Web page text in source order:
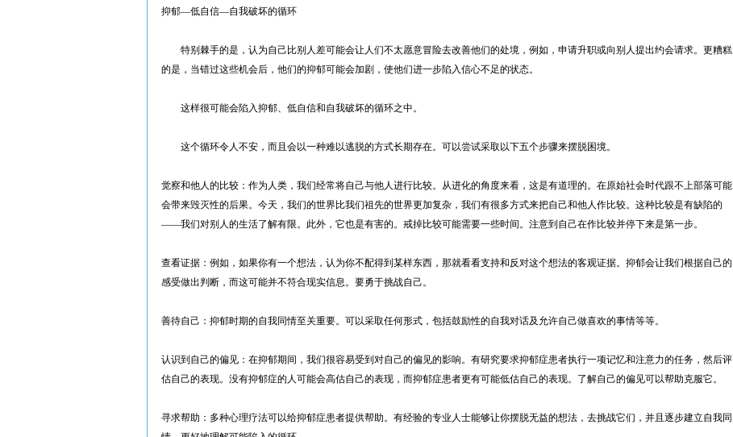
抑郁—低自信—自我破坏的循环
特别棘手的是，认为自己比别人差可能会让人们不太愿意冒险去改善他们的处境，例如，申请升职或向别人提出约会请求。更糟糕
的是，当错过这些机会后，他们的抑郁可能会加剧，使他们进一步陷入信心不足的状态。
这样很可能会陷入抑郁、低自信和自我破坏的循环之中。
这个循环令人不安，而且会以一种难以逃脱的方式长期存在。可以尝试采取以下五个步骤来摆脱困境。
觉察和他人的比较：作为人类，我们经常将自己与他人进行比较。从进化的角度来看，这是有道理的。在原始社会时代跟不上部落可能
会带来毁灭性的后果。今天，我们的世界比我们祖先的世界更加复杂，我们有很多方式来把自己和他人作比较。这种比较是有缺陷的
——我们对别人的生活了解有限。此外，它也是有害的。戒掉比较可能需要一些时间。注意到自己在作比较并停下来是第一步。
查看证据：例如，如果你有一个想法，认为你不配得到某样东西，那就看看支持和反对这个想法的客观证据。抑郁会让我们根据自己的
感受做出判断，而这可能并不符合现实信息。要勇于挑战自己。
善待自己：抑郁时期的自我同情至关重要。可以采取任何形式，包括鼓励性的自我对话及允许自己做喜欢的事情等等。
认识到自己的偏见：在抑郁期间，我们很容易受到对自己的偏见的影响。有研究要求抑郁症患者执行一项记忆和注意力的任务，然后评
估自己的表现。没有抑郁症的人可能会高估自己的表现，而抑郁症患者更有可能低估自己的表现。了解自己的偏见可以帮助克服它。
寻求帮助：多种心理疗法可以给抑郁症患者提供帮助。有经验的专业人士能够让你摆脱无益的想法，去挑战它们，并且逐步建立自我同